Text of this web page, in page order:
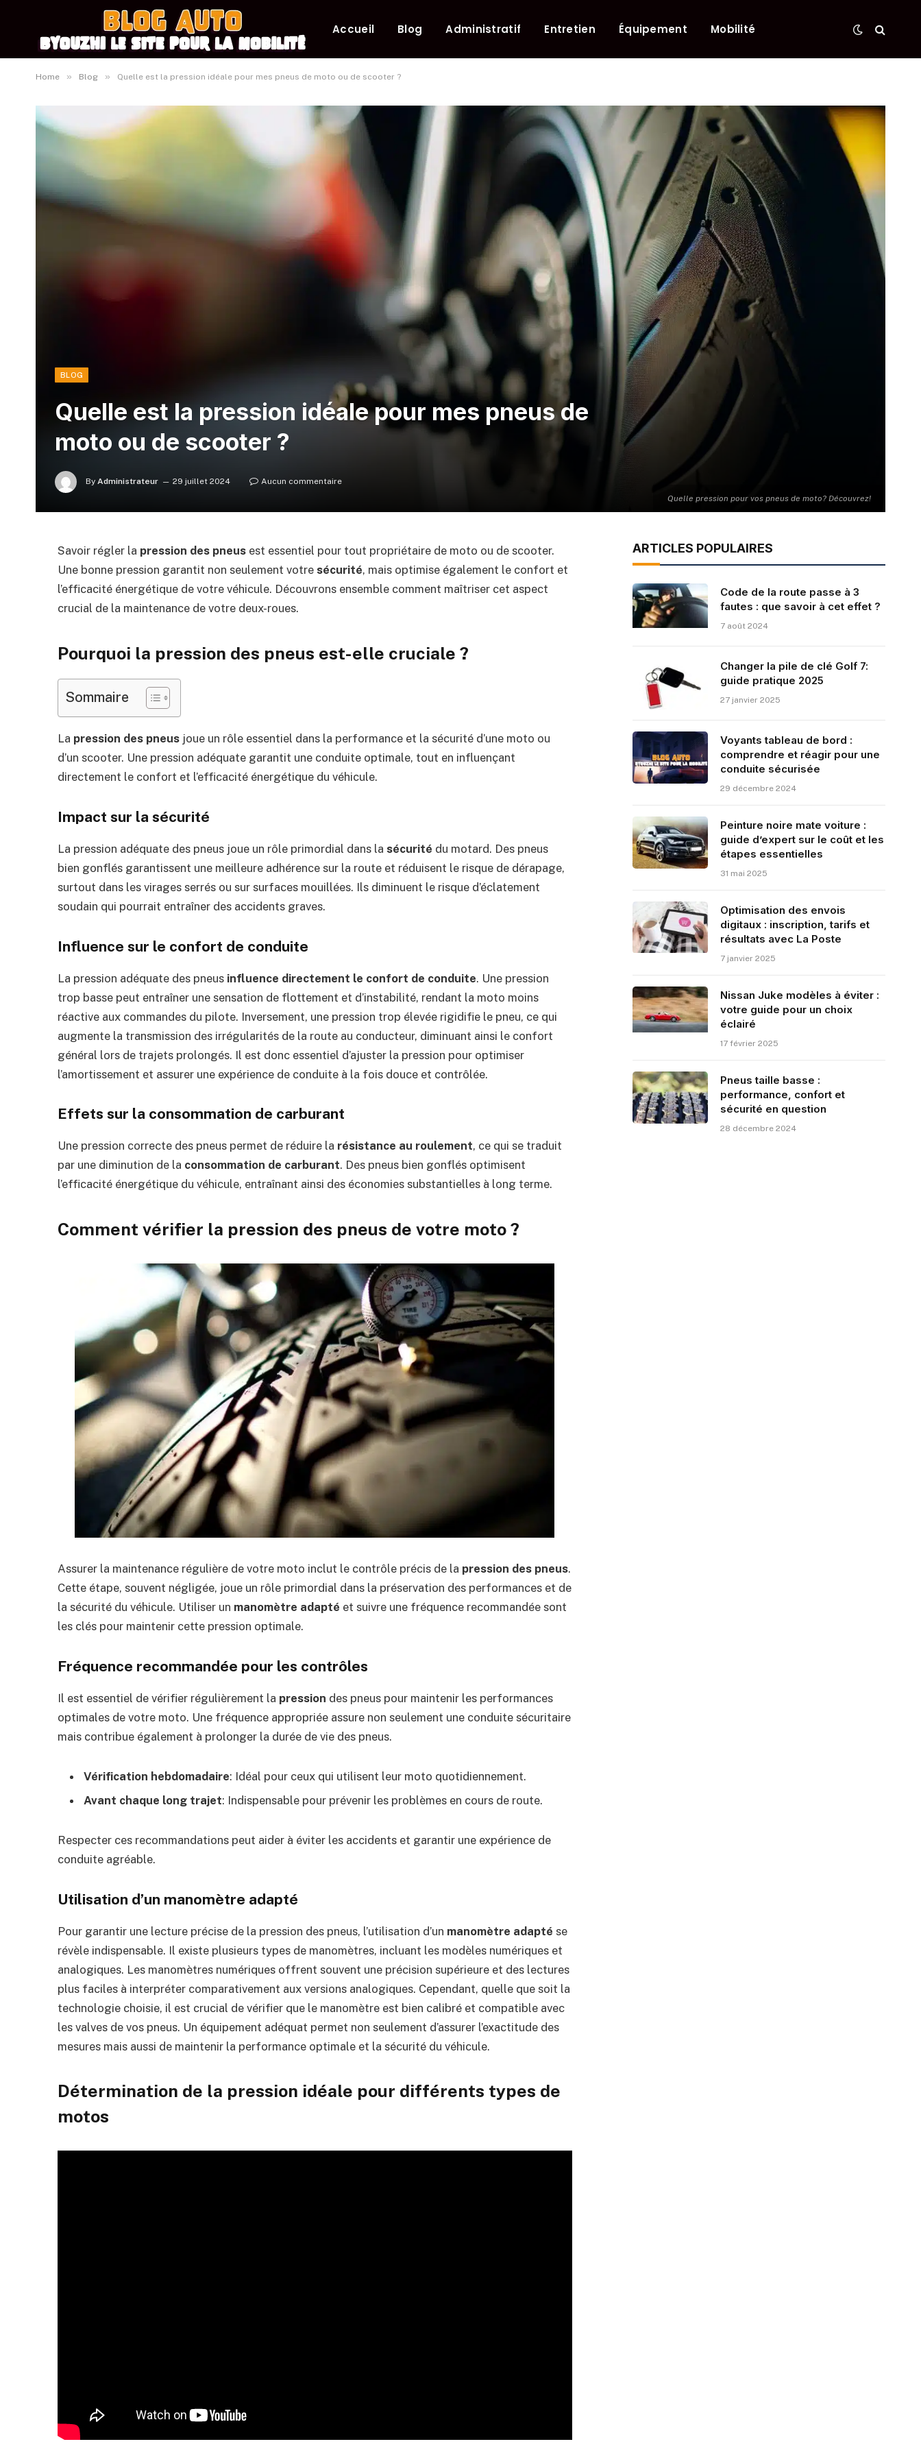
Accueil Blog Administratif Entretien Équipement Mobilité
Home » Blog » Quelle est la pression idéale pour mes pneus de moto ou de scooter ?
Quelle pression pour vos pneus de moto? Découvrez!
BLOG
Quelle est la pression idéale pour mes pneus de
moto ou de scooter ?
By Administrateur 29 juillet 2024 Aucun commentaire
Savoir régler la pression des pneus est essentiel pour tout propriétaire de moto ou de scooter.
Une bonne pression garantit non seulement votresécurité, mais optimise également le confort et
l’efficacité énergétique de votre véhicule. Découvrons ensemble comment maîtriser cet aspect
crucial de la maintenance de votre deux-roues.
Pourquoi la pression des pneus est-elle cruciale ?
Sommaire
La pression des pneus joue un rôle essentiel dans la performance et la sécurité d’une moto ou
d’un scooter. Une pression adéquate garantit une conduite optimale, tout en influençant
directement le confort et l’efficacité énergétique du véhicule.
Impact sur la sécurité
La pression adéquate des pneus joue un rôle primordial dans lasécurité du motard. Des pneus
bien gonflés garantissent une meilleure adhérence sur la route et réduisent le risque de dérapage,
surtout dans les virages serrés ou sur surfaces mouillées. Ils diminuent le risque d’éclatement
soudain qui pourrait entraîner des accidents graves.
Influence sur le confort de conduite
La pression adéquate des pneus influence directement le confort de conduite. Une pression
trop basse peut entraîner une sensation de flottement et d’instabilité, rendant la moto moins
réactive aux commandes du pilote. Inversement, une pression trop élevée rigidifie le pneu, ce qui
augmente la transmission des irrégularités de la route au conducteur, diminuant ainsi le confort
général lors de trajets prolongés. Il est donc essentiel d’ajuster la pression pour optimiser
l’amortissement et assurer une expérience de conduite à la fois douce et contrôlée.
Effets sur la consommation de carburant
Une pression correcte des pneus permet de réduire la résistance au roulement, ce qui se traduit
par une diminution de la consommation de carburant. Des pneus bien gonflés optimisent
l’efficacité énergétique du véhicule, entraînant ainsi des économies substantielles à long terme.
Comment vérifier la pression des pneus de votre moto ?
Assurer la maintenance régulière de votre moto inclut le contrôle précis de la pression des pneus.
Cette étape, souvent négligée, joue un rôle primordial dans la préservation des performances et de
la sécurité du véhicule. Utiliser un manomètre adapté et suivre une fréquence recommandée sont
les clés pour maintenir cette pression optimale.
Fréquence recommandée pour les contrôles
Il est essentiel de vérifier régulièrement la pression des pneus pour maintenir les performances
optimales de votre moto. Une fréquence appropriée assure non seulement une conduite sécuritaire
mais contribue également à prolonger la durée de vie des pneus.
Vérification hebdomadaire: Idéal pour ceux qui utilisent leur moto quotidiennement.
Avant chaque long trajet: Indispensable pour prévenir les problèmes en cours de route.
Respecter ces recommandations peut aider à éviter les accidents et garantir une expérience de
conduite agréable.
Utilisation d’un manomètre adapté
Pour garantir une lecture précise de la pression des pneus, l’utilisation d’un manomètre adapté se
révèle indispensable. Il existe plusieurs types de manomètres, incluant les modèles numériques et
analogiques. Les manomètres numériques offrent souvent une précision supérieure et des lectures
plus faciles à interpréter comparativement aux versions analogiques. Cependant, quelle que soit la
technologie choisie, il est crucial de vérifier que le manomètre est bien calibré et compatible avec
les valves de vos pneus. Un équipement adéquat permet non seulement d’assurer l’exactitude des
mesures mais aussi de maintenir la performance optimale et la sécurité du véhicule.
Détermination de la pression idéale pour différents types de
motos
ARTICLES POPULAIRES
Code de la route passe à 3
fautes : que savoir à cet effet ?
7 août 2024
Changer la pile de clé Golf 7:
guide pratique 2025
27 janvier 2025
Voyants tableau de bord :
comprendre et réagir pour une
conduite sécurisée
29 décembre 2024
Peinture noire mate voiture :
guide d’expert sur le coût et les
étapes essentielles
31 mai 2025
Optimisation des envois
digitaux : inscription, tarifs et
résultats avec La Poste
7 janvier 2025
Nissan Juke modèles à éviter :
votre guide pour un choix
éclairé
17 février 2025
Pneus taille basse :
performance, confort et
sécurité en question
28 décembre 2024